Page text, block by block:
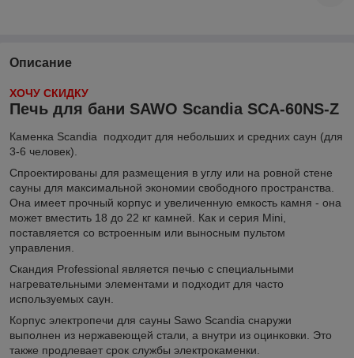
Описание
ХОЧУ СКИДКУ
Печь для бани SAWO Scandia SCA-60NS-Z
Каменка Scandia подходит для небольших и средних саун (для
3-6 человек).
Спроектированы для размещения в углу или на ровной стене
сауны для максимальной экономии свободного пространства.
Она имеет прочный корпус и увеличенную емкость камня - она
может вместить 18 до 22 кг камней. Как и серия Mini,
поставляется со встроенным или выносным пультом
управления.
Скандия Professional является печью с специальными
нагревательными элементами и подходит для часто
используемых саун.
Корпус электропечи для сауны Sawo Scandia снаружи
выполнен из нержавеющей стали, а внутри из оцинковки. Это
также продлевает срок службы электрокаменки.